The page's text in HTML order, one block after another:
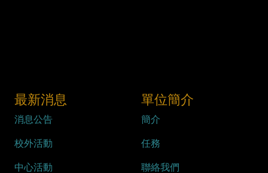
最新消息
消息公告
校外活動
中心活動
單位簡介
簡介
任務
聯絡我們